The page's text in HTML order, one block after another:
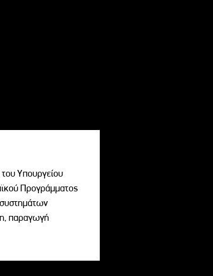
Υπουργείου
Προγράμματος
παραγωγή